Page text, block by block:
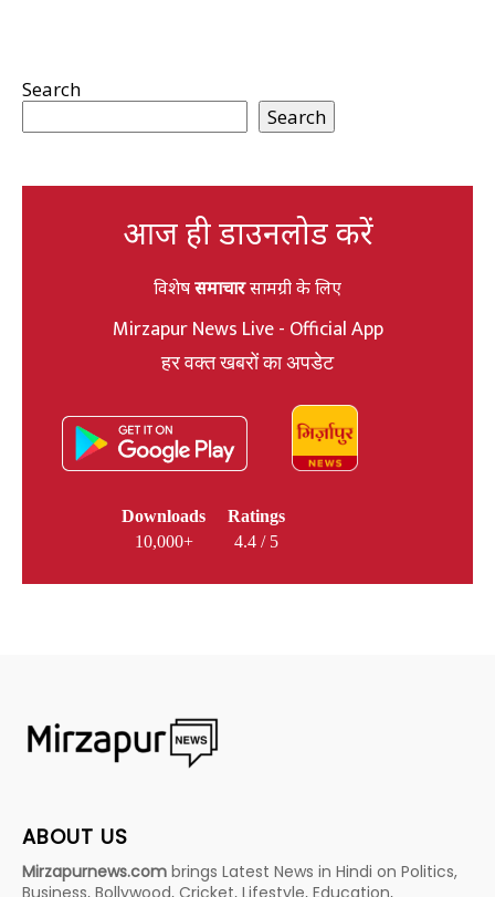
Search
Search
आज ही डाउनलोड करें
विशेषसमाचारसामग्री के लिए
Mirzapur News Live - Official App
हर वक्त खबरों का अपडेट
Downloads
10,000+
Ratings
4.4 / 5
ABOUT US
Mirzapurnews.com brings Latest News in Hindi on Politics,
Business, Bollywood, Cricket, Lifestyle, Education,